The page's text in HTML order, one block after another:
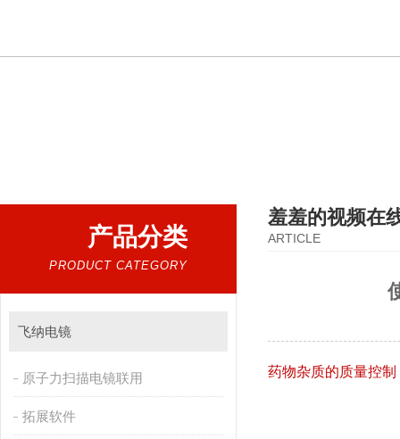
产品分类
PRODUCT CATEGORY
飞纳电镜
原子力扫描电镜联用
拓展软件
羞羞的视频在
ARTICLE
药物杂质的质量控制